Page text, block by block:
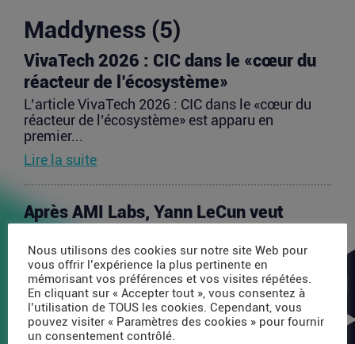
Maddyness (5)
VivaTech 2026 : CIC dans le «cœur du
réacteur de l’écosystème»
L’article VivaTech 2026 : CIC dans le «cœur du
réacteur de l’écosystème» est apparu en
premier...
Lire la suite
Après AMI Labs, Yann LeCun veut
dédié à l’IA
L’article Après AMI Labs, Yann LeCun veut lancer
un fonds de 200 millions d’euros dédié à l’IA
est...
Lire la suite
Nous utilisons des cookies sur notre site Web pour
vous offrir l’expérience la plus pertinente en
mémorisant vos préférences et vos visites répétées.
En cliquant sur « Accepter tout », vous consentez à
l’utilisation de TOUS les cookies. Cependant, vous
pouvez visiter « Paramètres des cookies » pour fournir
un consentement contrôlé.